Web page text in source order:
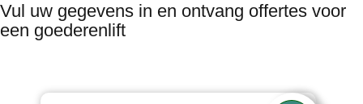
Vul uw gegevens in en ontvang offertes voor
een goederenlift